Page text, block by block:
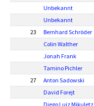
Unbekannt
Unbekannt
23
Bernhard Schröder
Colin Walther
Jonah Frank
Tamino Pichler
27
Anton Sadowski
David Forejt
Diego Luiz Mikuletz